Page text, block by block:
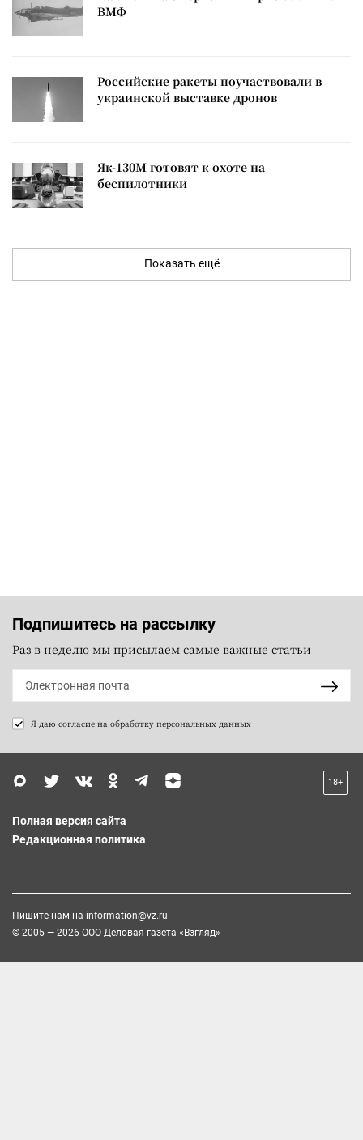
ВМФ
Российские ракеты поучаствовали в
украинской выставке дронов
Як-130М готовят к охоте на
беспилотники
Показать ещё
Подпишитесь на рассылку
Раз в неделю мы присылаем самые важные статьи
Я даю согласие на обработку персональных данных
18+
Полная версия сайта
Редакционная политика
Пишите нам на information@vz.ru
© 2005 — 2026 ООО Деловая газета «Взгляд»